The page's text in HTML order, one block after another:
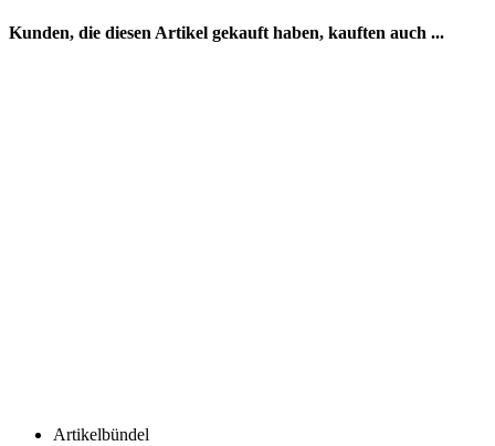
Kunden, die diesen Artikel gekauft haben, kauften auch ...
Artikelbündel